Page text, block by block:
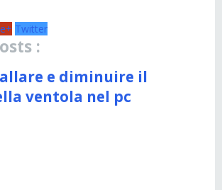
Twitter
:
e diminuire il
ventola nel pc